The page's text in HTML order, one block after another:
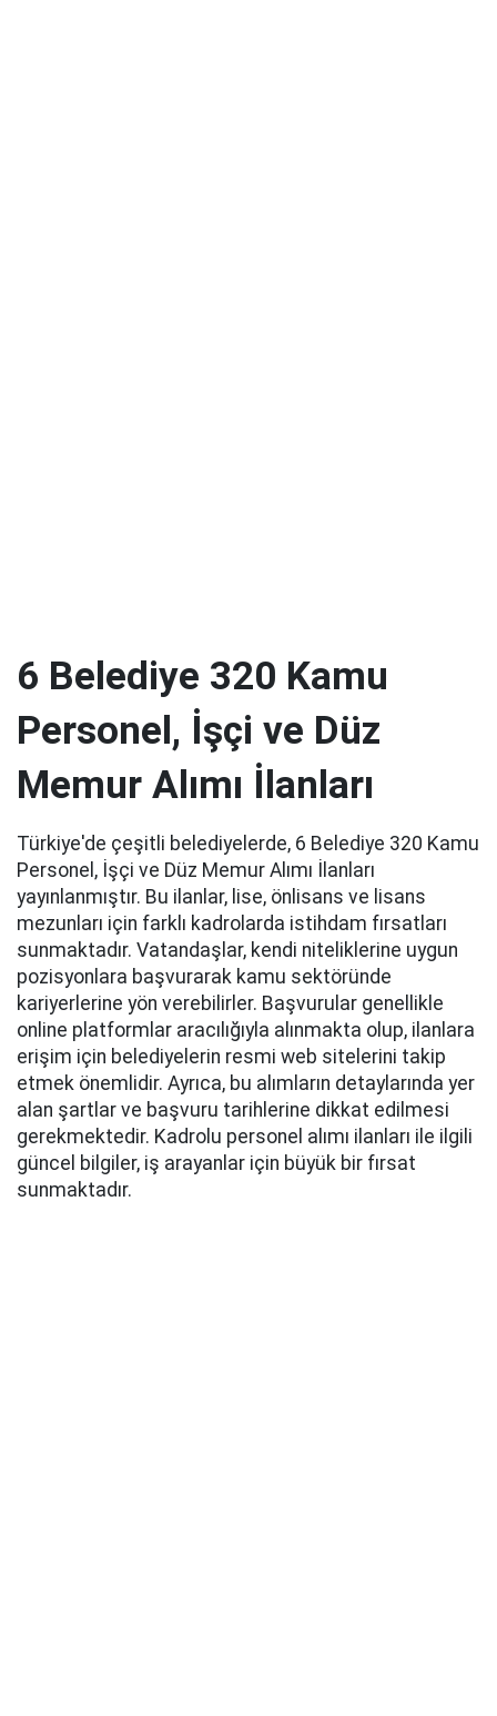
6 Belediye 320 Kamu
Personel, İşçi ve Düz
Memur Alımı İlanları
Türkiye'de çeşitli belediyelerde, 6 Belediye 320 Kamu
Personel, İşçi ve Düz Memur Alımı İlanları
yayınlanmıştır. Bu ilanlar, lise, önlisans ve lisans
mezunları için farklı kadrolarda istihdam fırsatları
sunmaktadır. Vatandaşlar, kendi niteliklerine uygun
pozisyonlara başvurarak kamu sektöründe
kariyerlerine yön verebilirler. Başvurular genellikle
online platformlar aracılığıyla alınmakta olup, ilanlara
erişim için belediyelerin resmi web sitelerini takip
etmek önemlidir. Ayrıca, bu alımların detaylarında yer
alan şartlar ve başvuru tarihlerine dikkat edilmesi
gerekmektedir. Kadrolu personel alımı ilanları ile ilgili
güncel bilgiler, iş arayanlar için büyük bir fırsat
sunmaktadır.